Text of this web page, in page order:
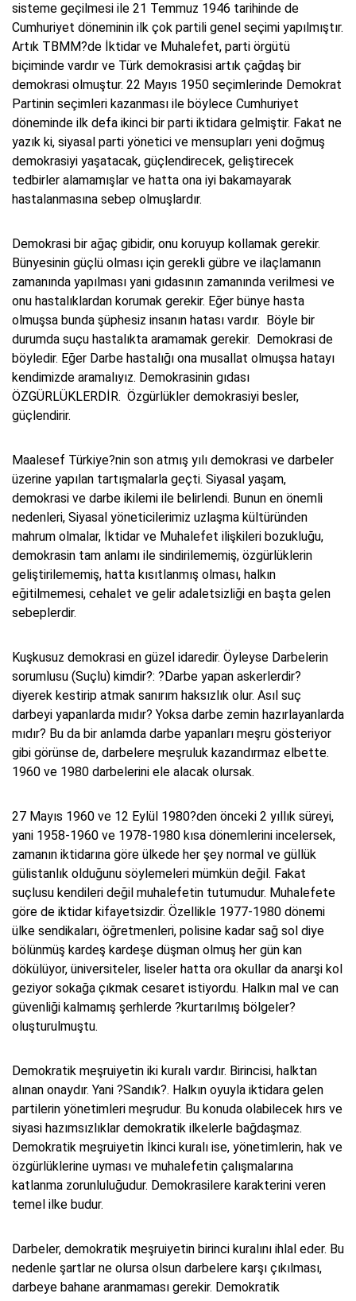
sisteme geçilmesi ile 21 Temmuz 1946 tarihinde de
Cumhuriyet döneminin ilk çok partili genel seçimi yapılmıştır.
Artık TBMM?de İktidar ve Muhalefet, parti örgütü
biçiminde vardır ve Türk demokrasisi artık çağdaş bir
demokrasi olmuştur. 22 Mayıs 1950 seçimlerinde Demokrat
Partinin seçimleri kazanması ile böylece Cumhuriyet
döneminde ilk defa ikinci bir parti iktidara gelmiştir. Fakat ne
yazık ki, siyasal parti yönetici ve mensupları yeni doğmuş
demokrasiyi yaşatacak, güçlendirecek, geliştirecek
tedbirler alamamışlar ve hatta ona iyi bakamayarak
hastalanmasına sebep olmuşlardır.
Demokrasi bir ağaç gibidir, onu koruyup kollamak gerekir.
Bünyesinin güçlü olması için gerekli gübre ve ilaçlamanın
zamanında yapılması yani gıdasının zamanında verilmesi ve
onu hastalıklardan korumak gerekir. Eğer bünye hasta
olmuşsa bunda şüphesiz insanın hatası vardır. Böyle bir
durumda suçu hastalıkta aramamak gerekir. Demokrasi de
böyledir. Eğer Darbe hastalığı ona musallat olmuşsa hatayı
kendimizde aramalıyız. Demokrasinin gıdası
ÖZGÜRLÜKLERDİR. Özgürlükler demokrasiyi besler,
güçlendirir.
Maalesef Türkiye?nin son atmış yılı demokrasi ve darbeler
üzerine yapılan tartışmalarla geçti. Siyasal yaşam,
demokrasi ve darbe ikilemi ile belirlendi. Bunun en önemli
nedenleri, Siyasal yöneticilerimiz uzlaşma kültüründen
mahrum olmalar, İktidar ve Muhalefet ilişkileri bozukluğu,
demokrasin tam anlamı ile sindirilememiş, özgürlüklerin
geliştirilememiş, hatta kısıtlanmış olması, halkın
eğitilmemesi, cehalet ve gelir adaletsizliği en başta gelen
sebeplerdir.
Kuşkusuz demokrasi en güzel idaredir. Öyleyse Darbelerin
sorumlusu (Suçlu) kimdir?: ?Darbe yapan askerlerdir?
diyerek kestirip atmak sanırım haksızlık olur. Asıl suç
darbeyi yapanlarda mıdır? Yoksa darbe zemin hazırlayanlarda
mıdır? Bu da bir anlamda darbe yapanları meşru gösteriyor
gibi görünse de, darbelere meşruluk kazandırmaz elbette.
1960 ve 1980 darbelerini ele alacak olursak.
27 Mayıs 1960 ve 12 Eylül 1980?den önceki 2 yıllık süreyi,
yani 1958-1960 ve 1978-1980 kısa dönemlerini incelersek,
zamanın iktidarına göre ülkede her şey normal ve güllük
gülistanlık olduğunu söylemeleri mümkün değil. Fakat
suçlusu kendileri değil muhalefetin tutumudur. Muhalefete
göre de iktidar kifayetsizdir. Özellikle 1977-1980 dönemi
ülke sendikaları, öğretmenleri, polisine kadar sağ sol diye
bölünmüş kardeş kardeşe düşman olmuş her gün kan
dökülüyor, üniversiteler, liseler hatta ora okullar da anarşi kol
geziyor sokağa çıkmak cesaret istiyordu. Halkın mal ve can
güvenliği kalmamış şerhlerde ?kurtarılmış bölgeler?
oluşturulmuştu.
Demokratik meşruiyetin iki kuralı vardır. Birincisi, halktan
alınan onaydır. Yani ?Sandık?. Halkın oyuyla iktidara gelen
partilerin yönetimleri meşrudur. Bu konuda olabilecek hırs ve
siyasi hazımsızlıklar demokratik ilkelerle bağdaşmaz.
Demokratik meşruiyetin İkinci kuralı ise, yönetimlerin, hak ve
özgürlüklerine uyması ve muhalefetin çalışmalarına
katlanma zorunluluğudur. Demokrasilere karakterini veren
temel ilke budur.
Darbeler, demokratik meşruiyetin birinci kuralını ihlal eder. Bu
nedenle şartlar ne olursa olsun darbelere karşı çıkılması,
darbeye bahane aranmaması gerekir. Demokratik